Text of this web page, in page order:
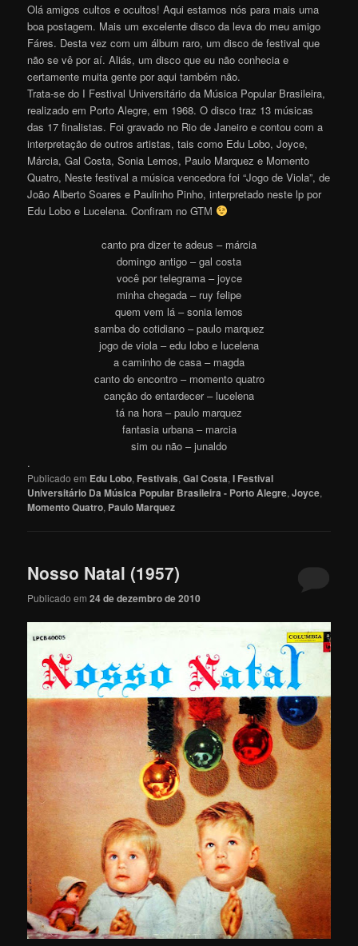
Olá amigos cultos e ocultos! Aqui estamos nós para mais uma
boa postagem. Mais um excelente disco da leva do meu amigo
Fáres. Desta vez com um álbum raro, um disco de festival que
não se vê por aí. Aliás, um disco que eu não conhecia e
certamente muita gente por aqui também não.
Trata-se do I Festival Universitário da Música Popular Brasileira,
realizado em Porto Alegre, em 1968. O disco traz 13 músicas
das 17 finalistas. Foi gravado no Rio de Janeiro e contou com a
interpretação de outros artistas, tais como Edu Lobo, Joyce,
Márcia, Gal Costa, Sonia Lemos, Paulo Marquez e Momento
Quatro, Neste festival a música vencedora foi “Jogo de Viola”, de
João Alberto Soares e Paulinho Pinho, interpretado neste lp por
Edu Lobo e Lucelena. Confiram no GTM
canto pra dizer te adeus – márcia
domingo antigo – gal costa
você por telegrama – joyce
minha chegada – ruy felipe
quem vem lá – sonia lemos
samba do cotidiano – paulo marquez
jogo de viola – edu lobo e lucelena
a caminho de casa – magda
canto do encontro – momento quatro
canção do entardecer – lucelena
tá na hora – paulo marquez
fantasia urbana – marcia
sim ou não – junaldo
.
Publicado em Edu Lobo, Festivais,Gal Costa,I Festival
Universitário Da Música Popular Brasileira - Porto Alegre,Joyce,
Momento Quatro, Paulo Marquez
Nosso Natal (1957)
Publicado em24 de dezembro de 2010